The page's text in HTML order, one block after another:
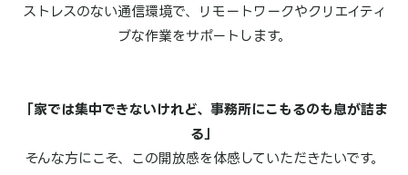
ストレスのない通信環境で、リモートワークやクリエイティ
ブな作業をサポートします。
「家では集中できないけれど、事務所にこもるのも息が詰ま
る」
そんな方にこそ、この開放感を体感していただきたいです。